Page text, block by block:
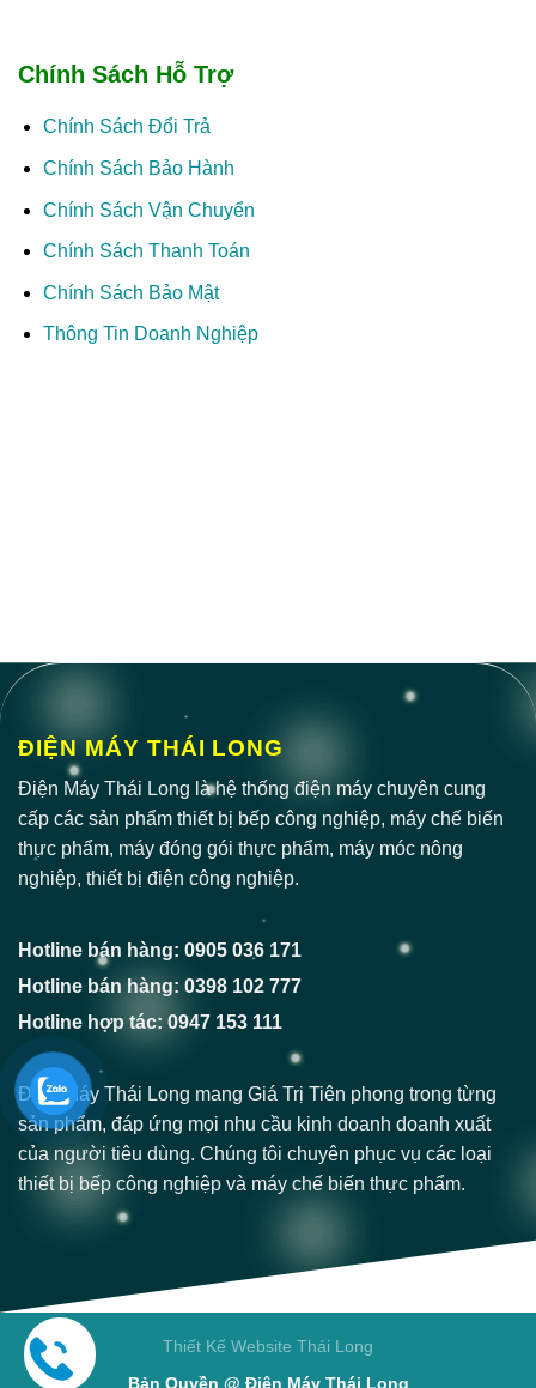
Chính Sách Hỗ Trợ
Chính Sách Đổi Trả
Chính Sách Bảo Hành
Chính Sách Vận Chuyển
Chính Sách Thanh Toán
Chính Sách Bảo Mật
Thông Tin Doanh Nghiệp
ĐIỆN MÁY THÁI LONG
Điện Máy Thái Long là hệ thống điện máy chuyên cung
cấp các sản phẩm thiết bị bếp công nghiệp, máy chế biến
thực phẩm, máy đóng gói thực phẩm, máy móc nông
nghiệp, thiết bị điện công nghiệp.
Hotline bán hàng: 0905 036 171
Hotline bán hàng: 0398 102 777
Hotline hợp tác: 0947 153 111
Điện Máy Thái Long mang Giá Trị Tiên phong trong từng
sản phẩm, đáp ứng mọi nhu cầu kinh doanh doanh xuất
của người tiêu dùng. Chúng tôi chuyên phục vụ các loại
thiết bị bếp công nghiệp và máy chế biến thực phẩm.
Thiết Kế Website Thái Long
Bản Quyền @ Điện Máy Thái Long